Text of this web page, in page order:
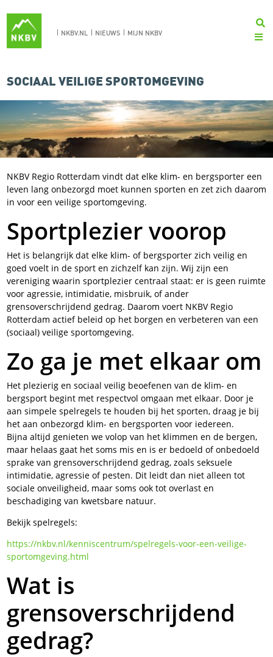
NKBV.NL NIEUWS MIJN NKBV
SOCIAAL VEILIGE SPORTOMGEVING
NKBV Regio Rotterdam vindt dat elke klim- en bergsporter een
leven lang onbezorgd moet kunnen sporten en zet zich daarom
in voor een veilige sportomgeving.
Sportplezier voorop
Het is belangrijk dat elke klim- of bergsporter zich veilig en
goed voelt in de sport en zichzelf kan zijn. Wij zijn een
vereniging waarin sportplezier centraal staat: er is geen ruimte
voor agressie, intimidatie, misbruik, of ander
grensoverschrijdend gedrag. Daarom voert NKBV Regio
Rotterdam actief beleid op het borgen en verbeteren van een
(sociaal) veilige sportomgeving.
Zo ga je met elkaar om
Het plezierig en sociaal veilig beoefenen van de klim- en
bergsport begint met respectvol omgaan met elkaar. Door je
aan simpele spelregels te houden bij het sporten, draag je bij
het aan onbezorgd klim- en bergsporten voor iedereen.
Bijna altijd genieten we volop van het klimmen en de bergen,
maar helaas gaat het soms mis en is er bedoeld of onbedoeld
sprake van grensoverschrijdend gedrag, zoals seksuele
intimidatie, agressie of pesten. Dit leidt dan niet alleen tot
sociale onveiligheid, maar soms ook tot overlast en
beschadiging van kwetsbare natuur.
Bekijk spelregels:
https://nkbv.nl/kenniscentrum/spelregels-voor-een-veilige-
sportomgeving.html
Wat is
grensoverschrijdend
gedrag?